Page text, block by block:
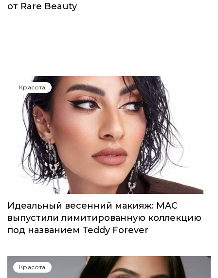
от Rare Beauty
Красота
Идеальный весенний макияж: MAC
выпустили лимитированную коллекцию
под названием Teddy Forever
Красота